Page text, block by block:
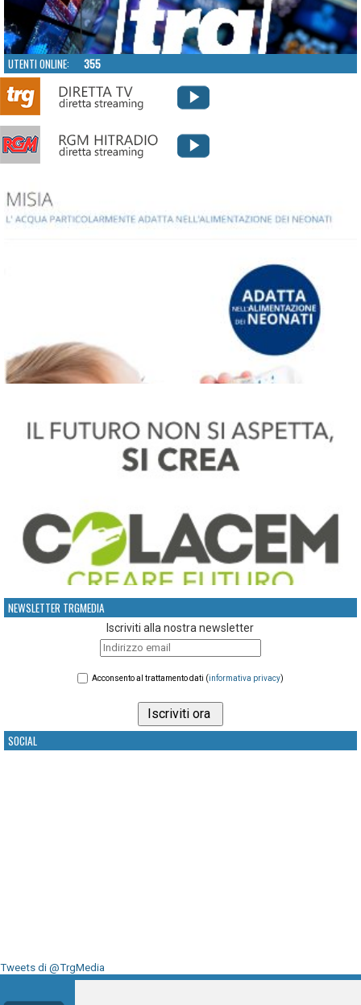
UTENTI ONLINE: 355
NEWSLETTER TRGMEDIA
Iscriviti alla nostra newsletter
Acconsento al trattamento dati (informativa privacy)
SOCIAL
Tweets di @TrgMedia